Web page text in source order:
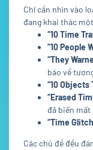
Chỉ cần nhìn vào
đang khai thác
“10 Time
“10 People
“They
báo về
“10 Objects
“Erased
đã biến mất
“Time
Các chủ đề đều